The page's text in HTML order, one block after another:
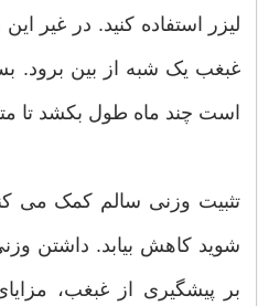
لیزر استفاده کنید. در غیر
غبغب یک شبه از بین برود.
است چند ماه طول بکشد تا
تثبیت وزنی سالم کمک می
شوید کاهش بیابد. داشتن
بر پیشگیری از غبغب،